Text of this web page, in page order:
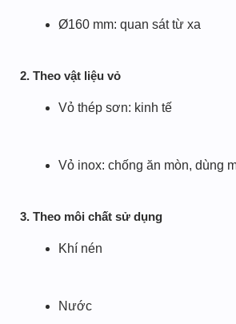
Ø160 mm: quan sát từ xa
2. Theo vật liệu vỏ
Vỏ thép sơn: kinh tế
Vỏ inox: chống ăn mòn, dùng
3. Theo môi chất sử dụng
Khí nén
Nước